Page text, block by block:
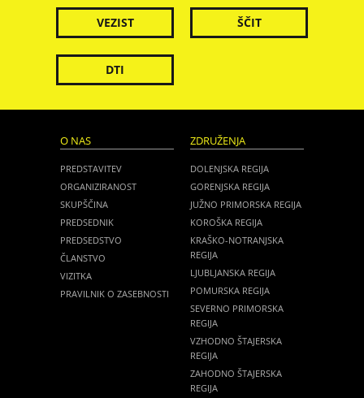
VEZIST ŠČIT
DTI
O NAS
PREDSTAVITEV
ORGANIZIRANOST
SKUPŠČINA
PREDSEDNIK
PREDSEDSTVO
ČLANSTVO
VIZITKA
PRAVILNIK O ZASEBNOSTI
ZDRUŽENJA
DOLENJSKA REGIJA
GORENJSKA REGIJA
JUŽNO PRIMORSKA REGIJA
KOROŠKA REGIJA
KRAŠKO-NOTRANJSKA
REGIJA
LJUBLJANSKA REGIJA
POMURSKA REGIJA
SEVERNO PRIMORSKA
REGIJA
VZHODNO ŠTAJERSKA
REGIJA
ZAHODNO ŠTAJERSKA
REGIJA